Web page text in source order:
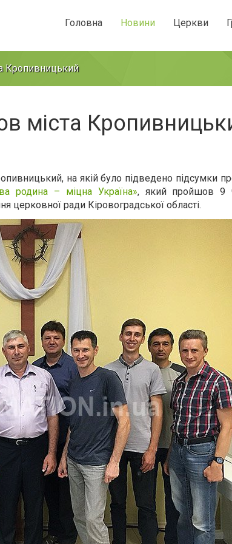
Головна Новини Церкви
Кропивницький
міста
на якій було підведено підсумки
родина – міцна Україна», який пройшов 9
ради Кіровоградської області.